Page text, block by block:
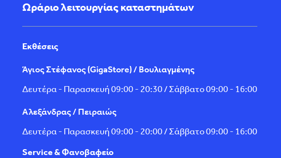
Ωράριο λειτουργίας καταστημάτων
Εκθέσεις
Άγιος Στέφανος (GigaStore) / Βουλιαγμένης
Δευτέρα - Παρασκευή 09:00 - 20:30 / Σάββατο 09:00 - 16:00
Αλεξάνδρας / Πειραιώς
Δευτέρα - Παρασκευή 09:00 - 20:00 / Σάββατο 09:00 - 16:00
Service & Φανοβαφείο